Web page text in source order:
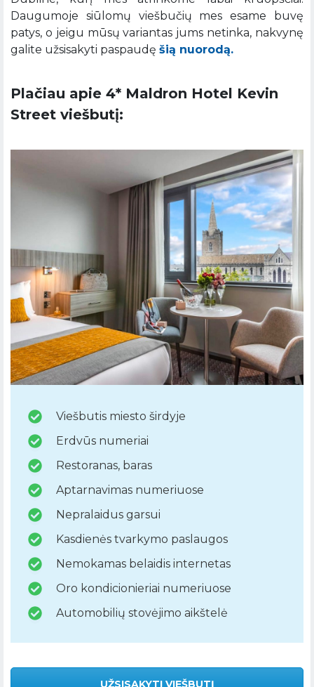
Daugumoje siūlomų viešbučių mes esame buvę
patys, o jeigu mūsų variantas jums netinka, nakvynę
galite užsisakyti paspaudę šią nuorodą.
Plačiau apie 4* Maldron Hotel Kevin
Street viešbutį:
Viešbutis miesto širdyje
Erdvūs numeriai
Restoranas, baras
Aptarnavimas numeriuose
Nepralaidus garsui
Kasdienės tvarkymo paslaugos
Nemokamas belaidis internetas
Oro kondicionieriai numeriuose
Automobilių stovėjimo aikštelė
UŽSISAKYTI VIEŠBUTĮ